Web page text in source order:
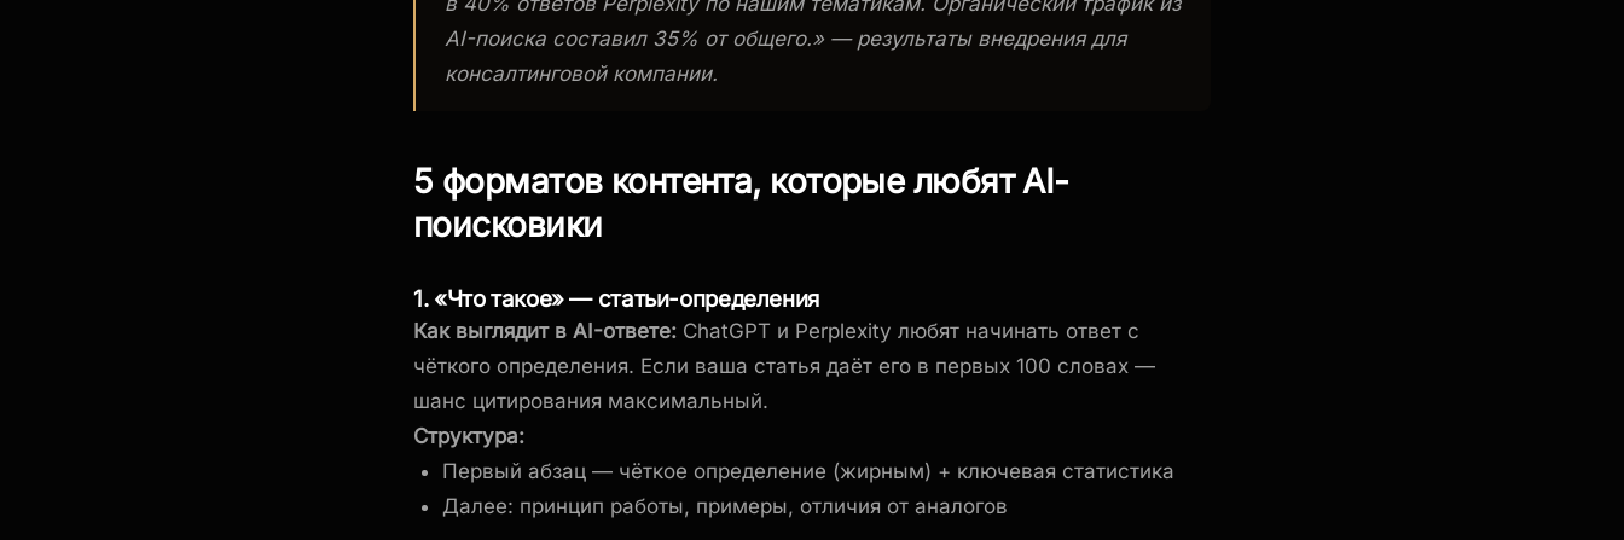
AI-поиска составил 35% от общего.» — результаты внедрения для
консалтинговой компании.
5 форматов контента, которые любят AI-
поисковики
1. «Что такое» — статьи-определения
Как выглядит в AI-ответе: ChatGPT и Perplexity любят начинать ответ с
чёткого определения. Если ваша статья даёт его в первых 100 словах —
шанс цитирования максимальный.
Структура:
Первый абзац — чёткое определение (жирным) + ключевая статистика
Далее: принцип работы, примеры, отличия от аналогов